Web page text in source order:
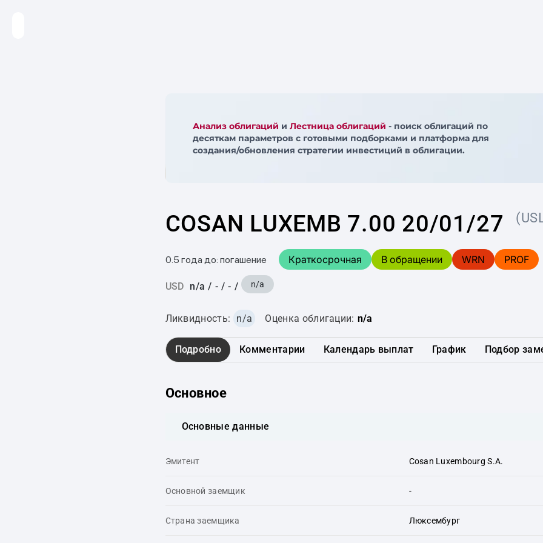
Анализ облигаций и Лестница облигаций - поиск облигаций по
десяткам параметров с готовыми подборками и платформа для
создания/обновления стратегии инвестиций в облигации.
COSAN LUXEMB 7.00 20/01/27
0.5 года до: погашение Краткосрочная В обращении WRN PROF
USD n/a / - / - / n/a
Ликвидность: n/a Оценка облигации: n/a
Подробно Комментарии Календарь выплат График Подбор
Основное
Основные данные
Эмитент Cosan Luxembourg S.A.
Основной заемщик -
Страна заемщика Люксембург